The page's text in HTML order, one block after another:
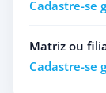
Cadastre-se
Matriz ou
Cadastre-se